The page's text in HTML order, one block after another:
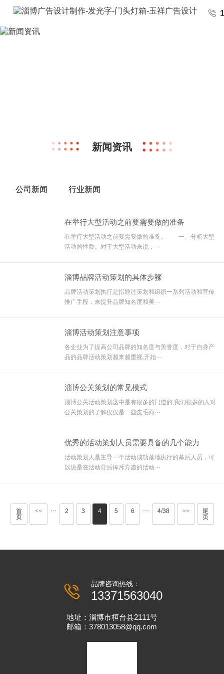
新闻资讯
公司新闻 行业新闻
在举行大型活动之前要需要做的准备
在举行大型活动之前要需要做的准备。 一、分析大型
活动的性质。对于大型活动来说，···
淄博品牌活动策划的具体步骤
品牌活动策划执行是指通过策划和组织一系列活动和宣传
推广手段，来提升品牌知名度和美···
淄博活动策划注意事项
各企业为了提高公司品牌的知名度与美誉度，对于自身产
品的品牌活动策划越来越重视,开始···
淄博公关策划的常见模式
淄博公关活动策划这中是有很多的门道的,我们很多的人对
公关策划的了解仅仅是一些皮毛而···
优秀的活动策划人员需要具备的几个能力
活动策划人是主导一个活动成功落地执行的幕后人员，可
以说是在活动背后挥斥方遒的活动···
首
页
<< ··· 2 3 4 5 6 ··· 4/38 >>
尾
页
品牌咨询热线：
13371563040
地址：淄博市桓台县2111号
邮箱：378013058@qq.com